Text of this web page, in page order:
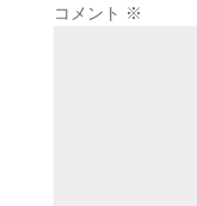
コメント ※